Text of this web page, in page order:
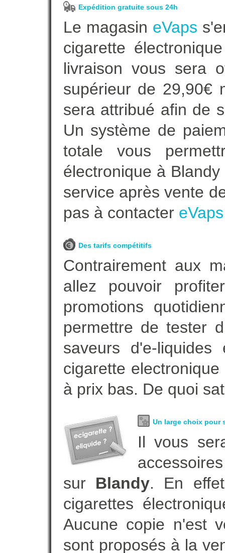
Expédition gratuite sous 24h
Le magasin eVaps
cigarette
livraison vous sera
supérieur de 29,90€
sera attribué afin de
Un système de
totale vous
électronique à
service après vente
pas à contacter eVaps
Des tarifs compétitifs
Contrairement aux
allez pouvoir
promotions
permettre de tester
saveurs d'e-
cigarette
à prix bas. De quoi
Un large choix pour
Il vous
sur Blandy. En
cigarettes
Aucune copie n'est
sont proposés à la